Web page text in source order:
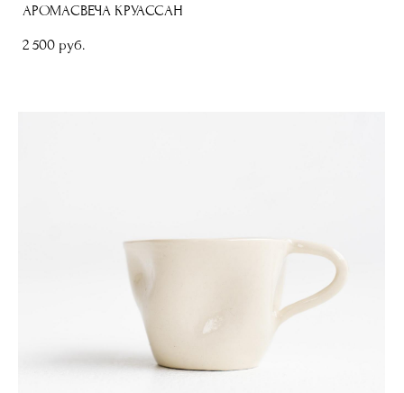
АРОМАСВЕЧА КРУАССАН
2 500 pуб.